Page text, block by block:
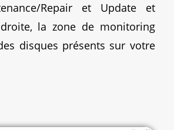
Repair et Update et
la zone de monitoring
disques présents sur votre